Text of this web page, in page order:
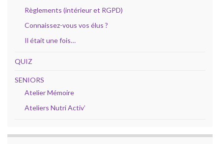
Règlements (intérieur et RGPD)
Connaissez-vous vos élus ?
Il était une fois…
QUIZ
SENIORS
Atelier Mémoire
Ateliers Nutri Activ’